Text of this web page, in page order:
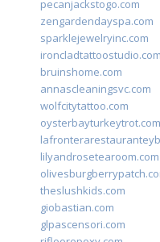
pecanjackstogo.com
zengardendayspa.com
sparklejewelryinc.com
ironcladtattoostudio.com
bruinshome.com
annascleaningsvc.com
wolfcitytattoo.com
oysterbayturkeytrot.com
lilyandrosetearoom.com
theslushkids.com
giobastian.com
glpascensori.com